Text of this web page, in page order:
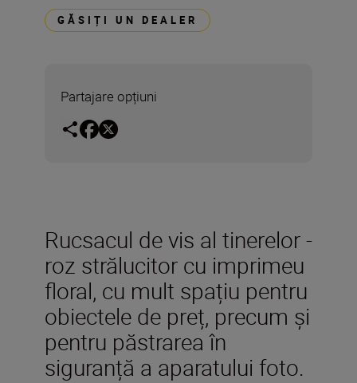
GĂSIȚI UN DEALER
Partajare opțiuni
Rucsacul de vis al tinerelor -
roz strălucitor cu imprimeu
floral, cu mult spațiu pentru
obiectele de preț, precum și
pentru păstrarea în
siguranță a aparatului foto.